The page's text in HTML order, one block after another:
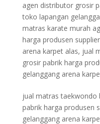
agen distributor grosir
toko lapangan
matras karate murah
harga produsen
arena karpet alas, jual
grosir pabrik harga
gelanggang arena
jual matras taekwondo
pabrik harga produsen
gelanggang arena